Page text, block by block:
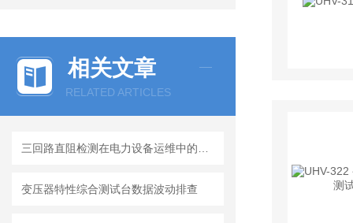
相关文章
RELATED ARTICLES
变压器特性综合测试台数据波动排查